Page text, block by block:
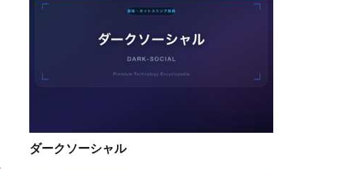
ダークソーシャル